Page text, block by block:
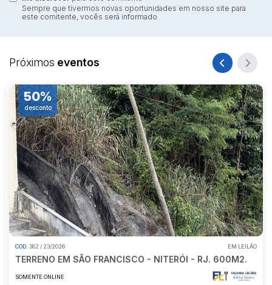
Imóveis
Terreno
Estados Cidade
Judiciais Extrajudiciais
Faixa de valor
R$ até R$
Pesquisar
Sempre que tivermos novas oportunidades em nosso site para
este comitente, vocês será informado
Próximos eventos
LAPA - CENTRO - RJ.
50%
desconto
COD. 382 / 23/
TERRENO
SOMENTE